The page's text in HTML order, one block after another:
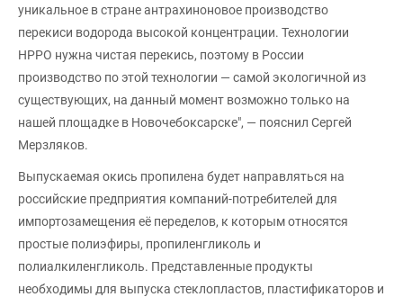
уникальное в стране антрахиноновое производство
перекиси водорода высокой концентрации. Технологии
HPPO нужна чистая перекись, поэтому в России
производство по этой технологии — самой экологичной из
существующих, на данный момент возможно только на
нашей площадке в Новочебоксарске", — пояснил Сергей
Мерзляков.
Выпускаемая окись пропилена будет направляться на
российские предприятия компаний-потребителей для
импортозамещения её переделов, к которым относятся
простые полиэфиры, пропиленгликоль и
полиалкиленгликоль. Представленные продукты
необходимы для выпуска стеклопластов, пластификаторов и